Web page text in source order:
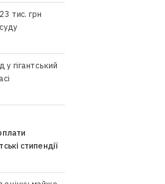
тис. грн
у гігантський
стипендії